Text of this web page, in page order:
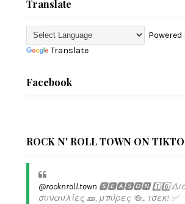
Translate
Powered
Translate
Facebook
ROCK N' ROLL TOWN ON
@rocknroll.town 🆂🅴🅰🆂🅾🅽 1️⃣6️⃣
συναυλίες 🎫, μπύρες 🍻... τσεκ! ✅️